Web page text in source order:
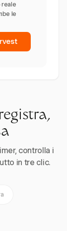
reale
le
controlla i
in tre clic.